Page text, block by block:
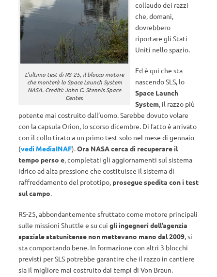
L’ultimo test di RS-25, il blocco motore
che monterà lo Space Launch System
NASA. Crediti: John C. Stennis Space
Center.
collaudo dei razzi
che, domani,
dovrebbero
riportare gli Stati
Uniti nello spazio.
Ed è qui che sta
nascendo SLS, lo
Space Launch
System, il razzo più
potente mai costruito dall’uomo. Sarebbe dovuto volare
con la capsula Orion, lo scorso dicembre. Di fatto è arrivato
con il collo tirato a un primo test solo nel mese di gennaio
(vedi MediaINAF).Ora NASA cerca di recuperare il
tempo perso e, completati gli aggiornamenti sul sistema
idrico ad alta pressione che costituisce il sistema di
raffreddamento del prototipo, prosegue spedita con i test
sul campo.
RS-25, abbondantemente sfruttato come motore principali
sulle missioni Shuttle e su cui gli ingegneri dell’agenzia
spaziale statunitense non mettevano mano dal 2009, si
sta comportando bene. In formazione con altri 3 blocchi
previsti per SLS potrebbe garantire che il razzo in cantiere
sia il migliore mai costruito dai tempi di Von Braun.